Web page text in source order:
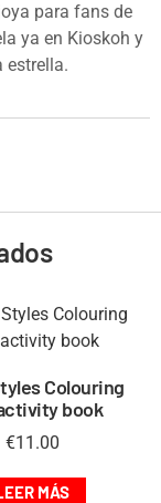
para fans de
ya en Kioskoh y
estrella.
Colouring
book
€11.00
MÁS